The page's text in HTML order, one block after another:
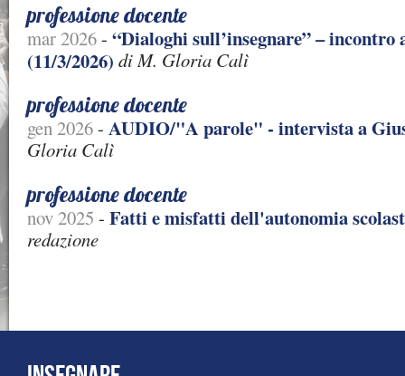
professione docente
mar 2026- “Dialoghi sull’insegnare” –
(11/3/2026) di M. Gloria Calì
professione docente
gen 2026- AUDIO/"A parole" - intervista a
Gloria Calì
professione docente
nov 2025 - Fatti e misfatti dell'autonomia
redazione